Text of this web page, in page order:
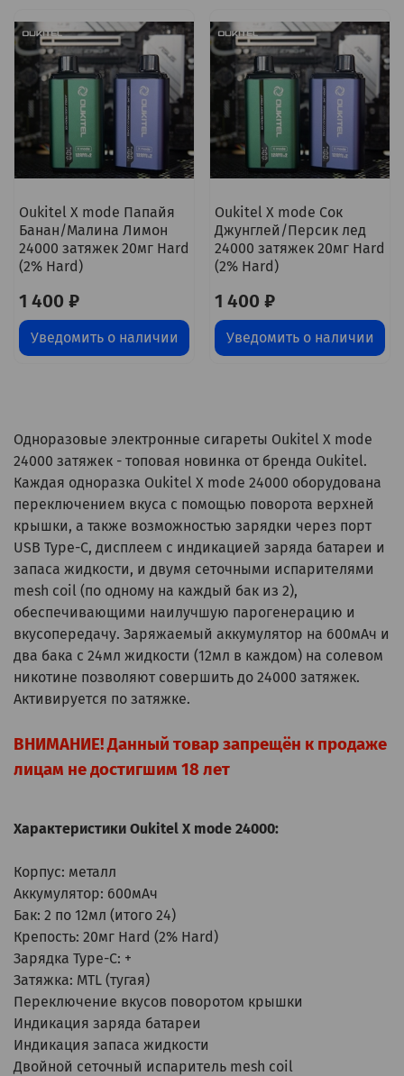
Oukitel X mode Папайя
Банан/Малина Лимон
24000 затяжек 20мг Hard
(2% Hard)
1 400 ₽
Уведомить о наличии
Oukitel X mode Сок
Джунглей/Персик лед
24000 затяжек 20мг Hard
(2% Hard)
1 400 ₽
Уведомить о наличии
Одноразовые электронные сигареты Oukitel X mode
24000 затяжек - топовая новинка от бренда Oukitel.
Каждая одноразка Oukitel X mode 24000 оборудована
переключением вкуса с помощью поворота верхней
крышки, а также возможностью зарядки через порт
USB Type-C, дисплеем с индикацией заряда батареи и
запаса жидкости, и двумя сеточными испарителями
mesh coil (по одному на каждый бак из 2),
обеспечивающими наилучшую парогенерацию и
вкусопередачу. Заряжаемый аккумулятор на 600мАч и
два бака с 24мл жидкости (12мл в каждом) на солевом
никотине позволяют совершить до 24000 затяжек.
Активируется по затяжке.
ВНИМАНИЕ! Данный товар запрещён к продаже
лицам не достигшим 18 лет
Характеристики Oukitel X mode 24000:
Корпус: металл
Аккумулятор: 600мАч
Бак: 2 по 12мл (итого 24)
Крепость: 20мг Hard (2% Hard)
Зарядка Type-C: +
Затяжка: MTL (тугая)
Переключение вкусов поворотом крышки
Индикация заряда батареи
Индикация запаса жидкости
Двойной сеточный испаритель mesh coil